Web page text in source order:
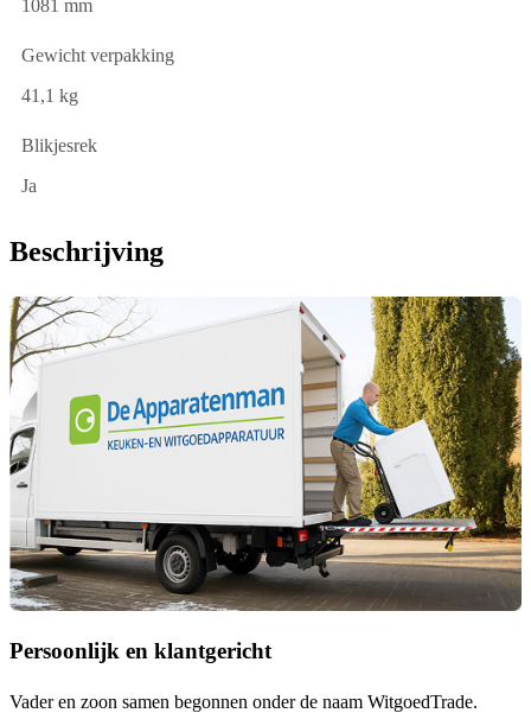
1081 mm
Gewicht verpakking
41,1 kg
Blikjesrek
Ja
Beschrijving
Persoonlijk en klantgericht
Vader en zoon samen begonnen onder de naam WitgoedTrade.